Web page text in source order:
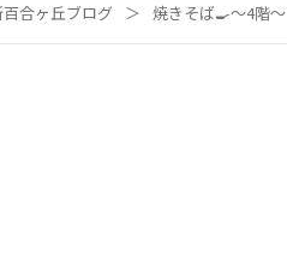
合ヶ丘ブログ ＞ 焼きそば🍳～4階～